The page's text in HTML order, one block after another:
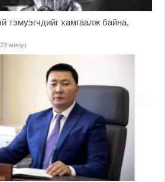
тэмуэгчдийг хамгаалж байна,
минут